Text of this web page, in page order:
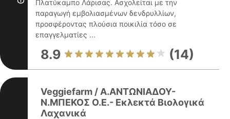
Πλατύκαμπο Λάρισας. Ασχολείται με την
παραγωγή εμβολιασμένων δενδρυλλίων,
προσφέροντας πλούσια ποικιλία τόσο σε
επαγγελματίες ...
8.9 (14)
Veggiefarm / Α.ΑΝΤΩΝΙΑΔΟΥ-
Ν.ΜΠΕΚΟΣ Ο.Ε.- Εκλεκτά Βιολογικά
Λαχανικά